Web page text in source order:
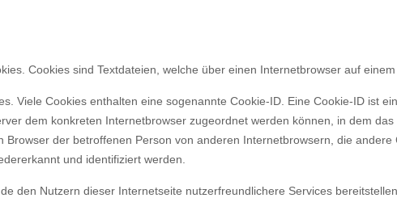
Cookies sind Textdateien, welche über einen Internetbrowser auf
Viele Cookies enthalten eine sogenannte Cookie-ID. Eine Cookie-ID ist
dem konkreten Internetbrowser zugeordnet werden können, in dem
der betroffenen Person von anderen Internetbrowsern, die
und identifiziert werden.
den Nutzern dieser Internetseite nutzerfreundlichere Services